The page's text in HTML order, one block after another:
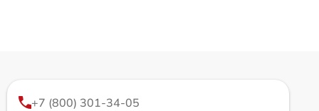
+7 (800) 301-34-05